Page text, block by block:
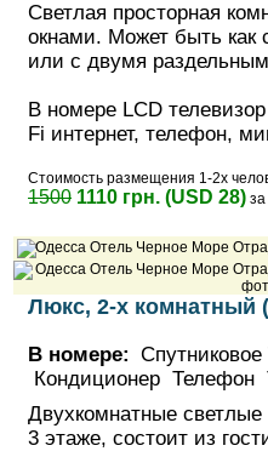
Светлая просторная
окнами. Может быть как
или с двумя
В номере LCD
Fi интернет, телефон,
Стоимость размещения 1-2х
1500 1110 грн. (USD 28)
Люкс, 2-х комнатный
В номере:
Кондиционер
Двухкомнатные
3 этаже, состоит из